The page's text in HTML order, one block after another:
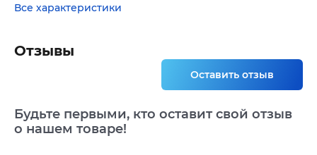
Все характеристики
Отзывы
Оставить отзыв
Будьте первыми, кто оставит свой отзыв
о нашем товаре!